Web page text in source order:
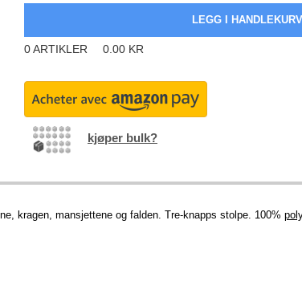
0ARTIKLER 0.00 KR
kjøper bulk?
kragen, mansjettene og falden. Tre-knapps stolpe. 100%